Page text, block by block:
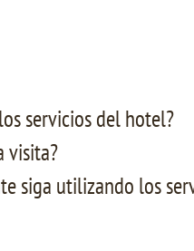
servicios del hotel?
visita?
siga utilizando los